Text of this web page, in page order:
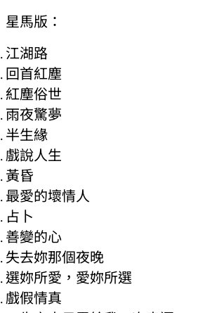
星馬版：
江湖路
回首紅塵
紅塵俗世
雨夜驚夢
半生緣
戲說人生
黃昏
最愛的壞情人
占卜
善變的心
失去妳那個夜晚
選妳所愛，愛妳所選
戲假情真